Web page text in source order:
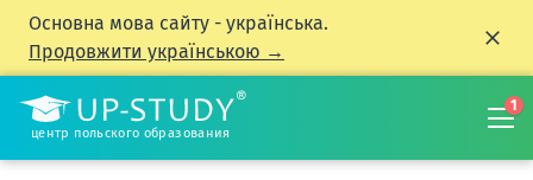
Основна мова сайту - українська.
Продовжити українською →
центр польского образования
1